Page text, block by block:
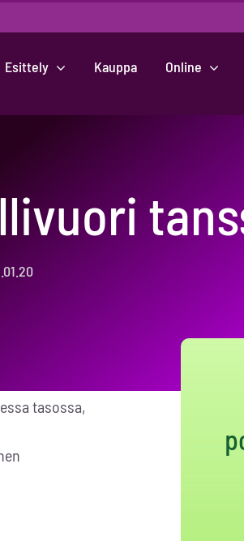
Esittely Kauppa Online
tasossa,